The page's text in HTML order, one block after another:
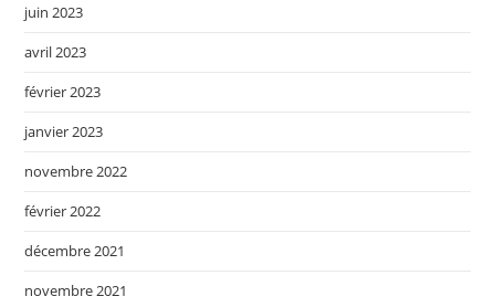
juin 2023
avril 2023
février 2023
janvier 2023
novembre 2022
février 2022
décembre 2021
novembre 2021